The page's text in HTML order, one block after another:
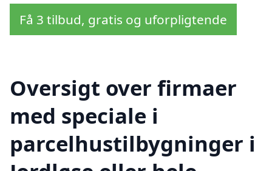
Få 3 tilbud, gratis og uforpligtende
Oversigt over firmaer
med speciale i
parcelhustilbygninger i